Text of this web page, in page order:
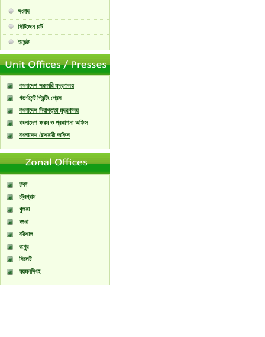
সংবাদ
সিটিজেন চার্ট
ইভেন্ট
বাংলাদেশ সরকারি মুদ্রণালয়
গভর্ণমেন্ট প্রিন্টিং প্রেস
বাংলাদেশ নিরাপত্তা মুদ্রণালয়
বাংলাদেশ ফরম ও প্রকাশনা অফিস
বাংলাদেশ ষ্টেশনারী অফিস
ঢাকা
চট্রগ্রাম
খুলনা
বগুরা
বরিশাল
রংপুর
সিলেট
ময়মনসিংহ